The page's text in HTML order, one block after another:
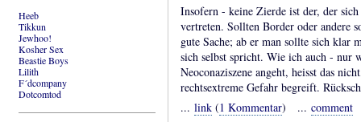
Heeb
Tikkun
Jewhoo!
Kosher Sex
Beastie Boys
Lilith
F´dcompany
Dotcomtod
Insofern - keine Zierde ist der, der
vertreten. Sollten Border oder andere
gute Sache; ab er man sollte sich klar
sich selbst spricht. Wie ich auch - nur
Neoconaziszene angeht, heisst das
rechtsextreme Gefahr begreift.
... link (1 Kommentar) ... comment